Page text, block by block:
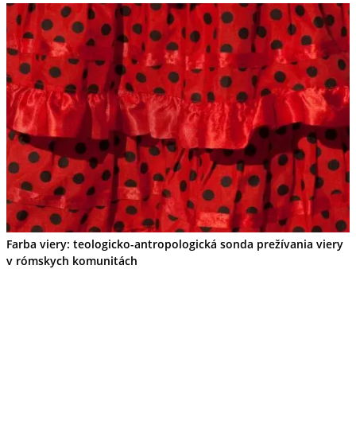
Folklór
Fašiangy
Ubytovanie
Pobyty
Gastro
Kaviarne
Víno
Kultúra a tradície
Šport a agroturistika
Školstvo
Ekonomika obchod a doprava
Prešovský kraj
Tipy
Výlet
Turistika
Cyklistika
Hrady
Podujatia
Farba viery: teologicko-antropologická sonda prežívania viery
v rómskych komunitách